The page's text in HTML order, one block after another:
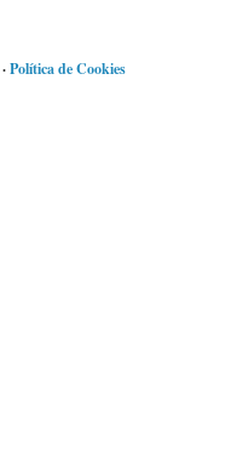
·Política de Cookies